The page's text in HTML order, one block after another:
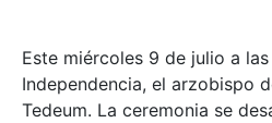
Este miércoles 9 de julio a
Independencia, el arzobispo
Tedeum. La ceremonia se